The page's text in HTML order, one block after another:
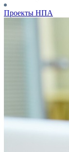
Проекты НПА